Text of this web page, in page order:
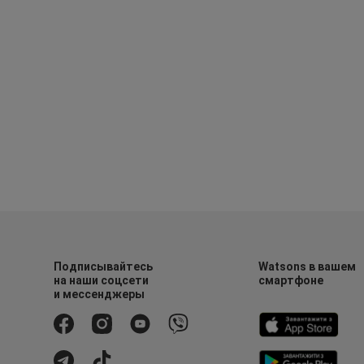
Подписывайтесь
на наши соцсети
и мессенджеры
Watsons в вашем
смартфоне